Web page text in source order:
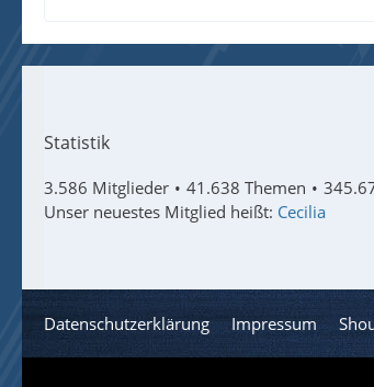
Statistik
3.586 Mitglieder 41.638 Themen
Unser neuestes Mitglied heißt: Cecilia
Datenschutzerklärung Impressum